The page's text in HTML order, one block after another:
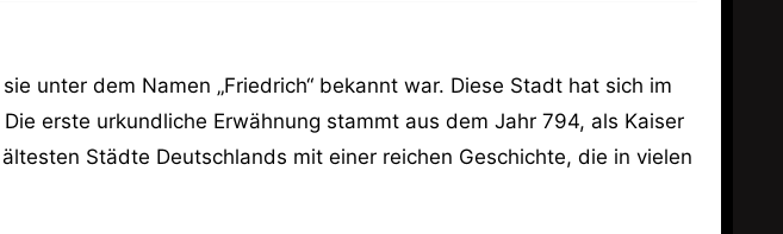
unter dem Namen „Friedrich“ bekannt war. Diese Stadt hat sich im
erste urkundliche Erwähnung stammt aus dem Jahr 794, als Kaiser
Städte Deutschlands mit einer reichen Geschichte, die in vielen